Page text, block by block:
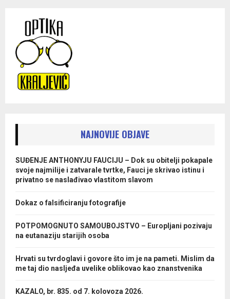
NAJNOVIJE OBJAVE
SUĐENJE ANTHONYJU FAUCIJU – Dok su obitelji pokapale
svoje najmilije i zatvarale tvrtke, Fauci je skrivao istinu i
privatno se naslađivao vlastitom slavom
Dokaz o falsificiranju fotografije
POTPOMOGNUTO SAMOUBOJSTVO – Europljani pozivaju
na eutanaziju starijih osoba
Hrvati su tvrdoglavi i govore što im je na pameti. Mislim da
me taj dio nasljeđa uvelike oblikovao kao znanstvenika
KAZALO, br. 835. od 7. kolovoza 2026.